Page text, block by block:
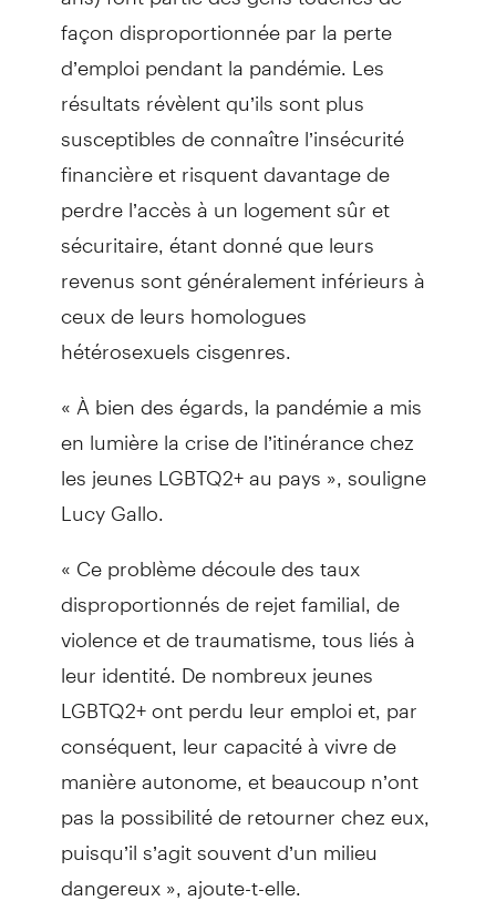
façon disproportionnée par la perte
d’emploi pendant la pandémie. Les
résultats révèlent qu’ils sont plus
susceptibles de connaître l’insécurité
financière et risquent davantage de
perdre l’accès à un logement sûr et
sécuritaire, étant donné que leurs
revenus sont généralement inférieurs à
ceux de leurs homologues
hétérosexuels cisgenres.
« À bien des égards, la pandémie a mis
en lumière la crise de l’itinérance chez
les jeunes LGBTQ2+ au pays », souligne
Lucy Gallo.
« Ce problème découle des taux
disproportionnés de rejet familial, de
violence et de traumatisme, tous liés à
leur identité. De nombreux jeunes
LGBTQ2+ ont perdu leur emploi et, par
conséquent, leur capacité à vivre de
manière autonome, et beaucoup n’ont
pas la possibilité de retourner chez eux,
puisqu’il s’agit souvent d’un milieu
dangereux », ajoute-t-elle.